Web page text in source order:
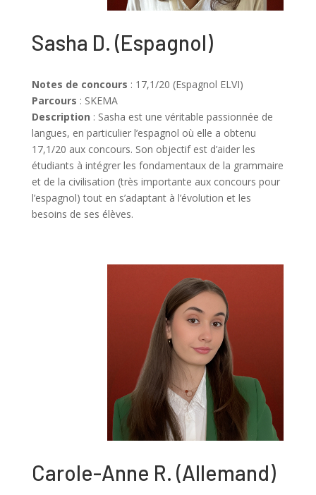
Sasha D. (Espagnol)
Notes de concours : 17,1/20 (Espagnol ELVI)
Parcours : SKEMA
Description : Sasha est une véritable passionnée de
langues, en particulier l’espagnol où elle a obtenu
17,1/20 aux concours. Son objectif est d’aider les
étudiants à intégrer les fondamentaux de la grammaire
et de la civilisation (très importante aux concours pour
l’espagnol) tout en s’adaptant à l’évolution et les
besoins de ses élèves.
Carole-Anne R. (Allemand)